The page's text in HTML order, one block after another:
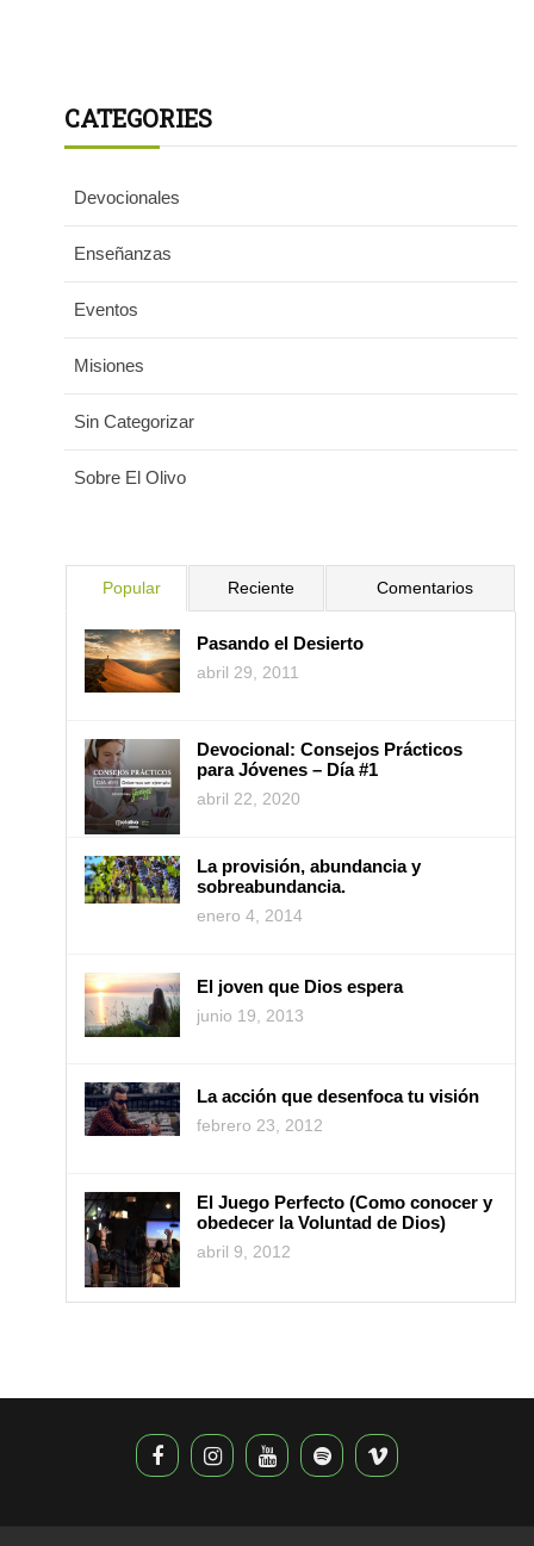
CATEGORIES
Devocionales
Enseñanzas
Eventos
Misiones
Sin Categorizar
Sobre El Olivo
Popular Reciente Comentarios
Pasando el Desierto
abril 29, 2011
Devocional: Consejos Prácticos
para Jóvenes – Día #1
abril 22, 2020
La provisión, abundancia y
sobreabundancia.
enero 4, 2014
El joven que Dios espera
junio 19, 2013
La acción que desenfoca tu visión
febrero 23, 2012
El Juego Perfecto (Como conocer y
obedecer la Voluntad de Dios)
abril 9, 2012